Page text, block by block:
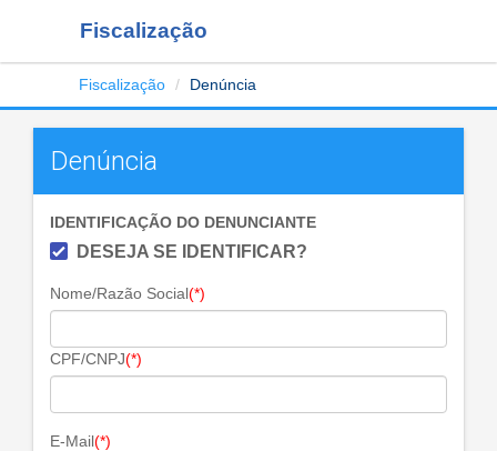
Fiscalização
Fiscalização Denúncia
Denúncia
IDENTIFICAÇÃO DO DENUNCIANTE
DESEJA SE IDENTIFICAR?
Nome/Razão Social(*)
CPF/CNPJ(*)
E-Mail(*)